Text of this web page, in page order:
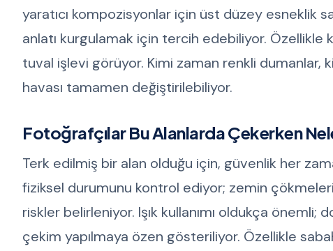
yaratıcı kompozisyonlar için üst düzey esneklik
anlatı kurgulamak için tercih edebiliyor.
tuval işlevi görüyor. Kimi zaman renkli dumanlar,
havası tamamen değiştirilebiliyor.
Fotoğrafçılar Bu Alanlarda Çekerken
Terk edilmiş bir alan olduğu için, güvenlik her
fiziksel durumunu kontrol ediyor; zemin
riskler belirleniyor. Işık kullanımı oldukça
çekim yapılmaya özen gösteriliyor. Özellikle